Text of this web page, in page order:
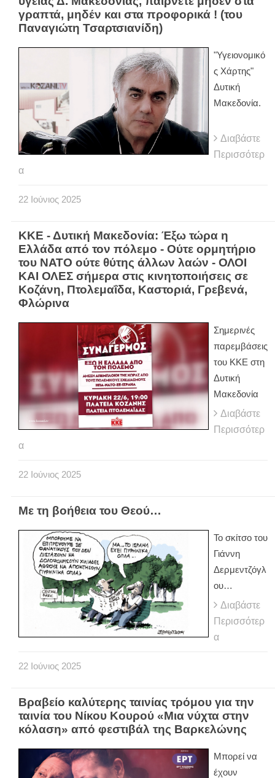
γραπτά, μηδέν και στα προφορικά ! (του
Παναγιώτη Τσαρτσιανίδη)
"Υγειονομικό
ς Χάρτης"
Δυτική
Μακεδονία.
Διαβάστε
Περισσότερ
α
22 Ιούνιος 2025
ΚΚΕ - Δυτική Μακεδονία: Έξω τώρα η
Ελλάδα από τον πόλεμο - Ούτε ορμητήριο
του ΝΑΤΟ ούτε θύτης άλλων λαών - ΟΛΟΙ
ΚΑΙ ΟΛΕΣ σήμερα στις κινητοποιήσεις σε
Κοζάνη, Πτολεμαΐδα, Καστοριά, Γρεβενά,
Φλώρινα
Σημερινές
παρεμβάσεις
του ΚΚΕ στη
Δυτική
Μακεδονία
Διαβάστε
Περισσότερ
α
22 Ιούνιος 2025
Με τη βοήθεια του Θεού…
Το σκίτσο του
Γιάννη
Δερμεντζόγλ
ου…
Διαβάστε
Περισσότερ
α
22 Ιούνιος 2025
Βραβείο καλύτερης ταινίας τρόμου για την
ταινία του Νίκου Κουρού «Μια νύχτα στην
κόλαση» από φεστιβάλ της Βαρκελώνης
Μπορεί να
έχουν